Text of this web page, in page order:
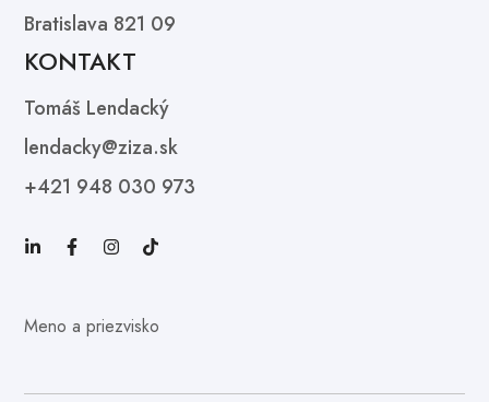
Bratislava 821 09
KONTAKT
Tomáš Lendacký
lendacky@ziza.sk
+421 948 030 973
Meno a priezvisko